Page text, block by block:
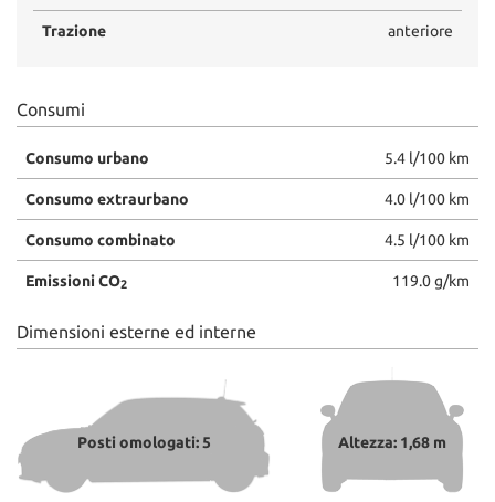
Trazione anteriore
Consumi
Consumo urbano 5.4 l/100 km
Consumo extraurbano 4.0 l/100 km
Consumo combinato 4.5 l/100 km
Emissioni CO2 119.0 g/km
Dimensioni esterne ed interne
Posti omologati: 5 Altezza: 1,68 m